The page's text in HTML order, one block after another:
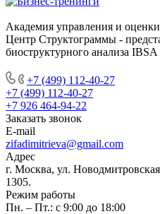
Академия управления и
Центр Структограммы -
биоструктурного анализа
+7 (499) 112-40-27
+7 (499) 112-40-27
+7 926 464-94-22
Заказать звонок
E-mail
zifadimitrieva@gmail.com
Адрес
г. Москва, ул.
1305.
Режим работы
Пн. – Пт.: с 9:00 до 18:00